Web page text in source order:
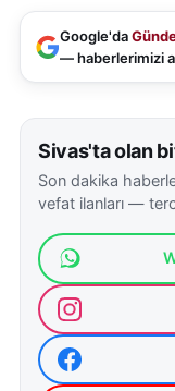
Google'da
— haberlerimizi
Sivas'ta olan
Son dakika
vefat ilanları —